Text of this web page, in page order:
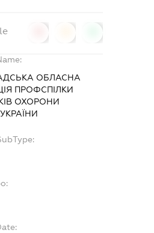
ОБЛАСНА
ПРОФСПІЛКИ
ОХОРОНИ